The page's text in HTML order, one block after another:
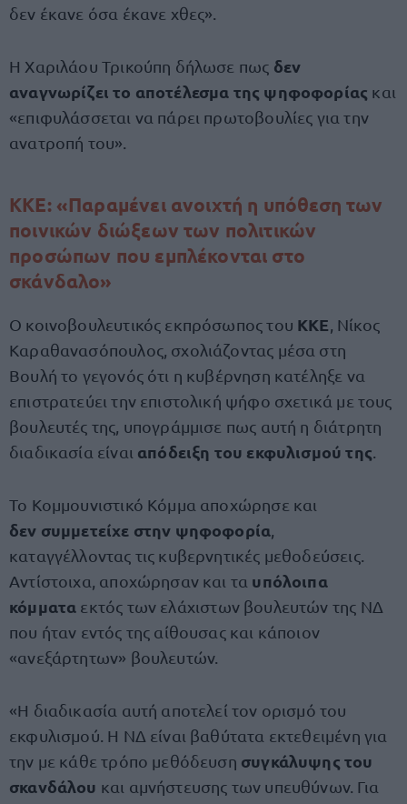
δεν έκανε όσα έκανε χθες».
Η Χαριλάου Τρικούπη δήλωσε πως δεν
αναγνωρίζει το αποτέλεσμα της ψηφοφορίας και
«επιφυλάσσεται να πάρει πρωτοβουλίες για την
ανατροπή του».
ΚΚΕ: «Παραμένει ανοιχτή η υπόθεση των
ποινικών διώξεων των πολιτικών
προσώπων που εμπλέκονται στο
σκάνδαλο»
Ο κοινοβουλευτικός εκπρόσωπος του ΚΚΕ , Νίκος
Καραθανασόπουλος, σχολιάζοντας μέσα στη
Βουλή το γεγονός ότι η κυβέρνηση κατέληξε να
επιστρατεύει την επιστολική ψήφο σχετικά με τους
βουλευτές της, υπογράμμισε πως αυτή η διάτρητη
διαδικασία είναι απόδειξη του εκφυλισμού της
Το Κομμουνιστικό Κόμμα αποχώρησε και
δεν συμμετείχε στην ψηφοφορία
καταγγέλλοντας τις κυβερνητικές μεθοδεύσεις.
Αντίστοιχα, αποχώρησαν και τα υπόλοιπα
κόμματα εκτός των ελάχιστων βουλευτών της ΝΔ
που ήταν εντός της αίθουσας και κάποιον
«ανεξάρτητων» βουλευτών.
«Η διαδικασία αυτή αποτελεί τον ορισμό του
εκφυλισμού. Η ΝΔ είναι βαθύτατα εκτεθειμένη για
την με κάθε τρόπο μεθόδευση συγκάλυψης του
σκανδάλου και αμνήστευσης των υπευθύνων. Για